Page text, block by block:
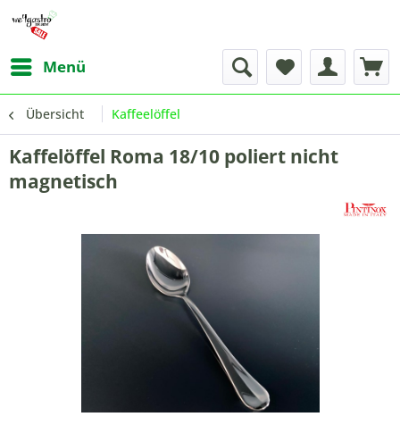
Menü
Übersicht Kaffeelöffel
Kaffelöffel Roma 18/10 poliert nicht
magnetisch